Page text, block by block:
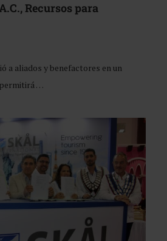
Recursos para
a aliados y benefactores en un
permitirá …